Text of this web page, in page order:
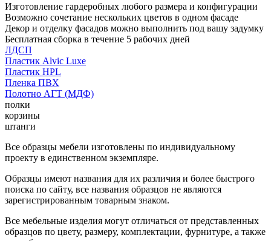
Изготовление гардеробных любого размера и конфигурации
Возможно сочетание нескольких цветов в одном фасаде
Декор и отделку фасадов можно выполнить под вашу задумку
Бесплатная сборка в течение 5 рабочих дней
ЛДСП
Пластик Alvic Luxe
Пластик HPL
Пленка ПВХ
Полотно АГТ (МДФ)
полки
корзины
штанги
Все образцы мебели изготовлены по индивидуальному
проекту в единственном экземпляре.
Образцы имеют названия для их различия и более быстрого
поиска по сайту, все названия образцов не являются
зарегистрированным товарным знаком.
Все мебельные изделия могут отличаться от представленных
образцов по цвету, размеру, комплектации, фурнитуре, а также